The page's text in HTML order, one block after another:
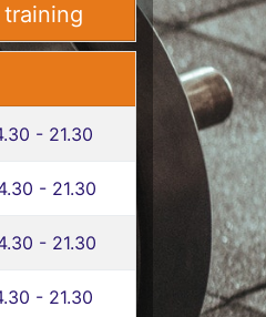
- 21.30
- 21.30
- 21.30
- 21.30